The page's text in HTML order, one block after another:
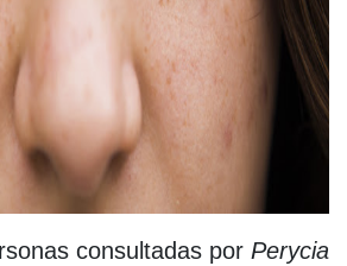
consultadas por Perycia